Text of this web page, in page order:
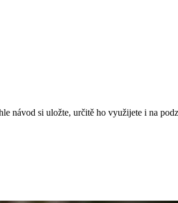
návod si uložte, určitě ho využijete i na